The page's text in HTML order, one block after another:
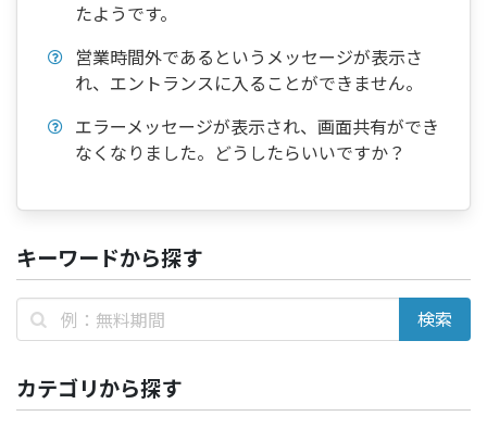
キーワードから探す
カテゴリから探す
たようです。
営業時間外であるというメッセージが表示さ
れ、エントランスに入ることができません。
エラーメッセージが表示され、画面共有ができ
なくなりました。どうしたらいいですか？